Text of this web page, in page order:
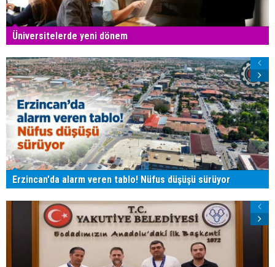
Üniversitelerde yeni dönem
Erzincan'da alarm veren tablo! Nüfus düşüşü sürüyor